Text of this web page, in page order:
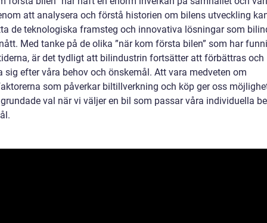
att analysera och förstå historien om bilens utveckling
de teknologiska framsteg och innovativa lösningar som
Med tanke på de olika ”när kom första bilen” som har
är det tydligt att bilindustrin fortsätter att förbättras och
sig efter våra behov och önskemål. Att vara medveten om
som påverkar biltillverkning och köp ger oss
val när vi väljer en bil som passar våra individuella